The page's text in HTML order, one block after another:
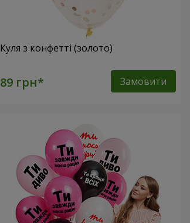
Куля з конфетті (золото)
Замовити